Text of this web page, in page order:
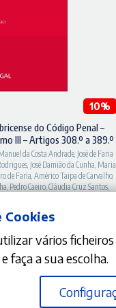
€.
10%
do Código Penal –
III – Artigos 308.º a 389.º
da Costa Andrade, José de Faria
, José Damião da Cunha, Maria
de Faria, Américo Taipa de Carvalho,
,Pedro Caeiro,Cláudia Cruz Santos,
,Ana Rita Alfaiate
Cookies
vários
e faça a sua escolha.